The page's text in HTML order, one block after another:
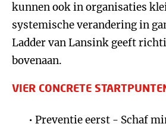
kunnen ook in organisaties
systemische verandering in
Ladder van Lansink geeft
bovenaan.
VIER CONCRETE
Preventie eerst - Schaf